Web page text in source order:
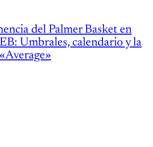
del Palmer Basket en
Umbrales, calendario y la